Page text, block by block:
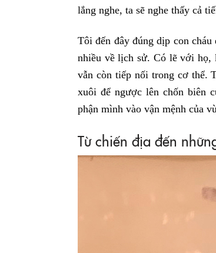
lắng nghe, ta sẽ nghe thấy cả
Tôi đến đây đúng dịp con
nhiều về lịch sử. Có lẽ với họ,
vẫn còn tiếp nối trong cơ thể.
xuôi để ngược lên chốn biên
phận mình vào vận mệnh của
Từ chiến địa đến